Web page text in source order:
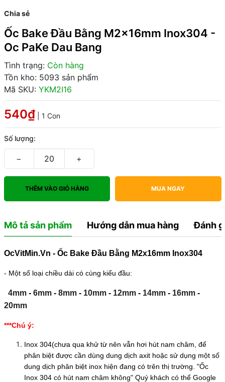
Chia sẻ
Ốc Bake Đầu Bằng M2x16mm Inox304 -
Oc PaKe Dau Bang
Tình trạng: Còn hàng
Tồn kho: 5093 sản phẩm
Mã SKU: YKM2I16
540₫ | 1 Con
Số lượng:
− +
THÊM VÀO GIỎ HÀNG MUA NGAY
Mô tả sản phẩm Hướng dẫn mua hàng Đánh
OcVitMin.Vn - Ốc Bake Đầu Bằng M2x16mm Inox304
- Một số loại chiều dài có cùng kiểu đầu:
4mm- 6mm- 8mm- 10mm- 12mm- 14mm- 16mm-
20mm
***Chú ý:
Inox 304(chưa qua khử từ nên vẫn hơi hút nam châm, để
phân biệt được cần dùng dung dịch axit hoặc sử dụng một số
dung dịch phân biệt inox hiện đang có trên thị trường. "Ốc
Inox 304 có hút nam châm không" Quý khách có thể Google